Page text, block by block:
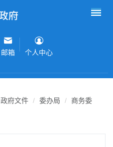
邮箱 个人中心
政府文件 委办局
商务委